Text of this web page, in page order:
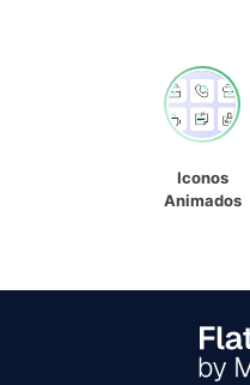
Iconos
Animados